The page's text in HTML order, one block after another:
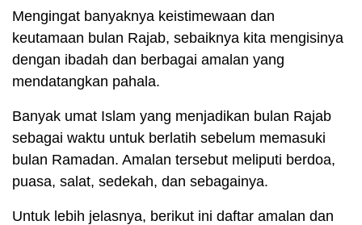
Mengingat banyaknya keistimewaan dan
keutamaan bulan Rajab, sebaiknya kita mengisinya
dengan ibadah dan berbagai amalan yang
mendatangkan pahala.
Banyak umat Islam yang menjadikan bulan Rajab
sebagai waktu untuk berlatih sebelum memasuki
bulan Ramadan. Amalan tersebut meliputi berdoa,
puasa, salat, sedekah, dan sebagainya.
Untuk lebih jelasnya, berikut ini daftar amalan dan